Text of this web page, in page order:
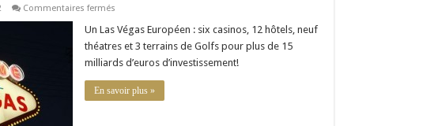
Commentaires ferméssur
un
Euro
Vegas
en
Espagne
?
Un Las Végas Européen : six casinos, 12 hôtels, neuf
théatres et 3 terrains de Golfs pour plus de 15
milliards d’euros d’investissement!
En savoir plus »